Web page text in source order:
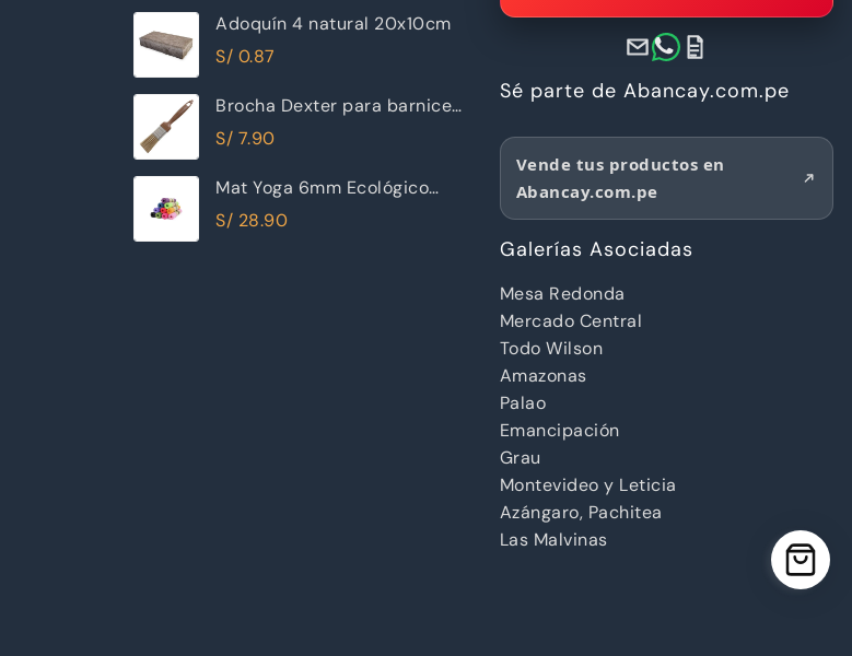
Adoquín 4 natural 20x10cm
S/ 0.87
Brocha Dexter para barnices
30mm
S/ 7.90
Mat Yoga 6mm Ecológico
Excelente Calidad
S/ 28.90
Sé parte de Abancay.com.pe
Vende tus productos en
Abancay.com.pe
Galerías Asociadas
Mesa Redonda
Mercado Central
Todo Wilson
Amazonas
Palao
Emancipación
Grau
Montevideo y Leticia
Azángaro, Pachitea
Las Malvinas